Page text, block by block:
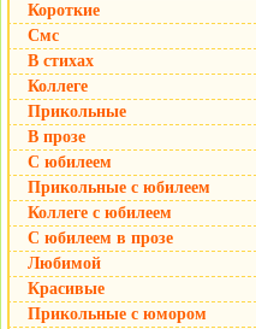
Короткие
Смс
В стихах
Коллеге
Прикольные
В прозе
С юбилеем
Прикольные с юбилеем
Коллеге с юбилеем
С юбилеем в прозе
Любимой
Красивые
Прикольные с юмором